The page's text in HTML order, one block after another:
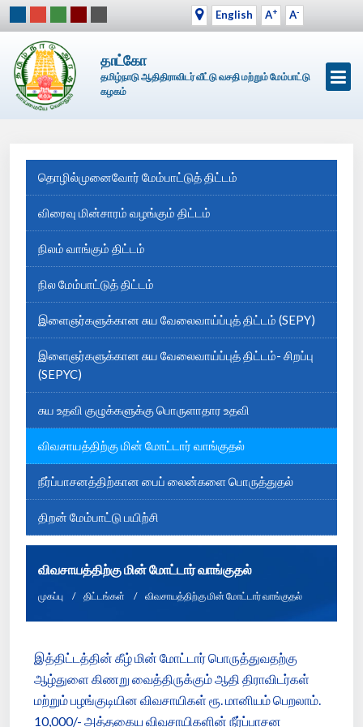
English A+ A-
தாட்கோ
தமிழ்நாடு ஆதிதிராவிடர் வீட்டு வசதி மற்றும் மேம்பாட்டு
கழகம்
தொழில்முனைவோர் மேம்பாட்டுத் திட்டம்
விரைவு மின்சாரம் வழங்கும் திட்டம்
நிலம் வாங்கும் திட்டம்
நில மேம்பாட்டுத் திட்டம்
இளைஞர்களுக்கான சுய வேலைவாய்ப்புத் திட்டம் (SEPY)
இளைஞர்களுக்கான சுய வேலைவாய்ப்புத் திட்டம்- சிறப்பு
(SEPYC)
சுய உதவி குழுக்களுக்கு பொருளாதார உதவி
விவசாயத்திற்கு மின் மோட்டார் வாங்குதல்
நீர்ப்பாசனத்திற்கான பைப் லைன்களை பொருத்துதல்
திறன் மேம்பாட்டு பயிற்சி
விவசாயத்திற்கு மின் மோட்டார் வாங்குதல்
முகப்பு திட்டங்கள் விவசாயத்திற்கு மின் மோட்டார் வாங்குதல்
இத்திட்டத்தின் கீழ் மின் மோட்டார் பொருத்துவதற்கு
ஆழ்துளை கிணறு வைத்திருக்கும் ஆதி திராவிடர்கள்
மற்றும் பழங்குடியின விவசாயிகள் ரூ. மானியம் பெறலாம்.
10,000/- அத்தகைய விவசாயிகளின் நீர்ப்பாசன